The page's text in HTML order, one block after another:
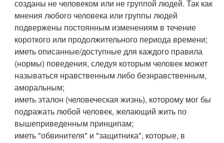
созданы не человеком или не группой людей. Так как
мнения любого человека или группы людей
подвержены постоянным изменениям в течение
короткого или продолжительного периода времени;
иметь описанные/доступные для каждого правила
(нормы) поведения, следуя которым человек может
называться нравственным либо безнравственным,
аморальным;
иметь эталон (человеческая жизнь), которому мог бы
подражать любой человек, желающий жить по
вышеприведенным принципам;
иметь "обвинителя" и "защитника", которые, в